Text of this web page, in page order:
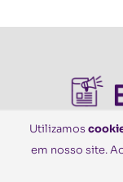
©
Utilizamos
em nosso site.